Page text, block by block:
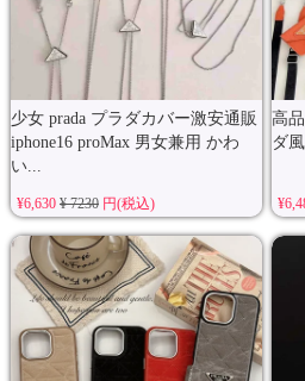
少女 prada プラダカバー激安通販
iphone16 proMax 男女兼用 かわ
い...
¥6,630 ¥ 7230円(税込)
高
ダ